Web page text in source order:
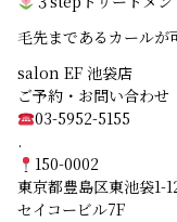
毛先まであるカールが
salon EF 池袋店
ご予約・お問い合わせ
03-5952-5155
.
150-0002
東京都豊島区東池袋1-
セイコービル7F